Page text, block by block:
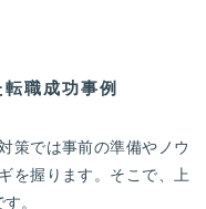
職成功事例
策では事前の準備やノウ
を握ります。そこで、上
。